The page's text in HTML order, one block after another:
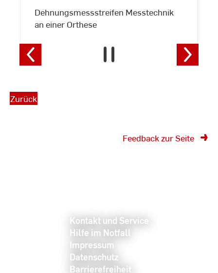
Dehnungsmessstreifen Messtechnik
an einer Orthese
Zurück
Feedback zur Seite
Kontakt und Service
Hilfe im Notfall
Impressum
Datenschutz
Barrierefreiheit